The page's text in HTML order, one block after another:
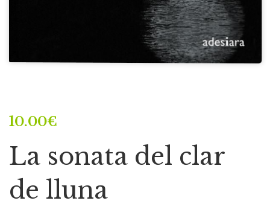
10.00€
La sonata del clar
de lluna